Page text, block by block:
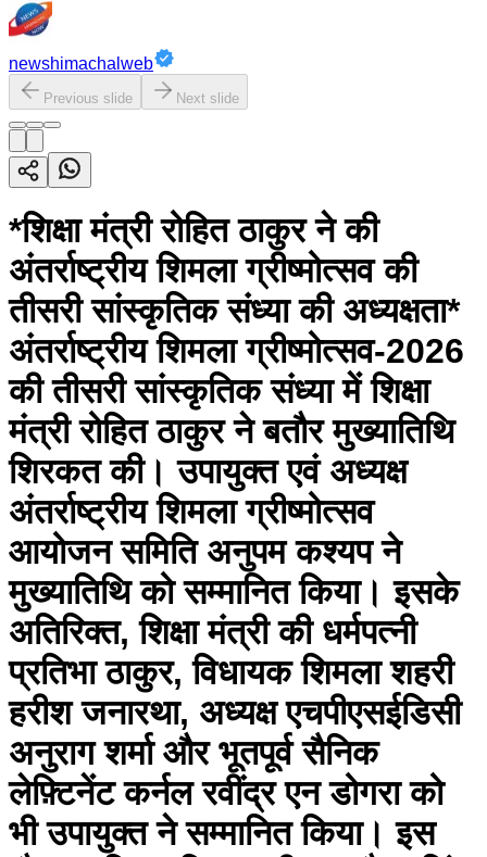
newshimachalweb
Previous slide Next slide
*शिक्षा मंत्री रोहित ठाकुर ने की
अंतर्राष्ट्रीय शिमला ग्रीष्मोत्सव की
तीसरी सांस्कृतिक संध्या की अध्यक्षता*
अंतर्राष्ट्रीय शिमला ग्रीष्मोत्सव-2026
की तीसरी सांस्कृतिक संध्या में शिक्षा
मंत्री रोहित ठाकुर ने बतौर मुख्यातिथि
शिरकत की। उपायुक्त एवं अध्यक्ष
अंतर्राष्ट्रीय शिमला ग्रीष्मोत्सव
आयोजन समिति अनुपम कश्यप ने
मुख्यातिथि को सम्मानित किया। इसके
अतिरिक्त, शिक्षा मंत्री की धर्मपत्नी
प्रतिभा ठाकुर, विधायक शिमला शहरी
हरीश जनारथा, अध्यक्ष एचपीएसईडिसी
अनुराग शर्मा और भूतपूर्व सैनिक
लेफ़्टिनेंट कर्नल रवींद्र एन डोगरा को
भी उपायुक्त ने सम्मानित किया। इस